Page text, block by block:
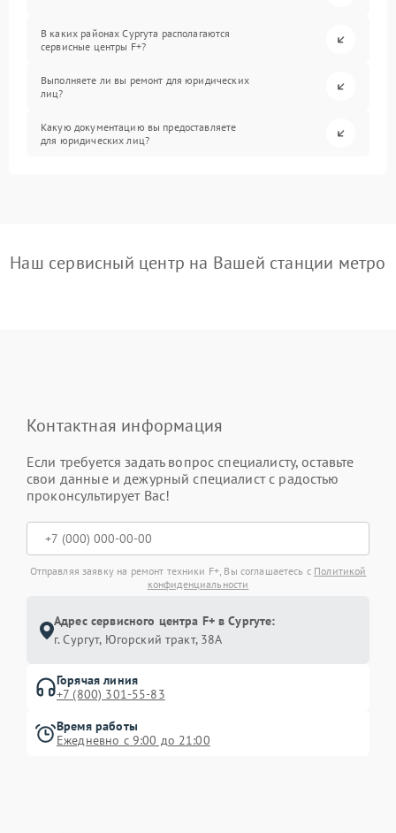
В каких районах Сургута располагаются
сервисные центры F+?
Выполняете ли вы ремонт для юридических
лиц?
Какую документацию вы предоставляете
для юридических лиц?
Наш сервисный центр на Вашей станции метро
Контактная информация
Если требуется задать вопрос специалисту, оставьте
свои данные и дежурный специалист с радостью
проконсультирует Вас!
Отправляя заявку на ремонт техники F+, Вы соглашаетесь с Политикой
конфиденциальности
Адрес сервисного центра F+ в Сургуте:
г. Сургут, Югорский тракт, 38А
Горячая линия
+7 (800) 301-55-83
Время работы
Ежедневно с 9:00 до 21:00